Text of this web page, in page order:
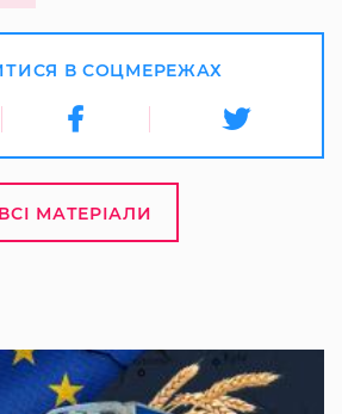
В СОЦМЕРЕЖАХ
ВСІ МАТЕРІАЛИ